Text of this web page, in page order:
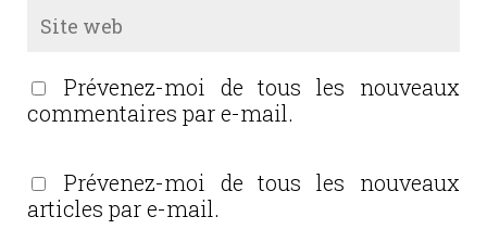
Prévenez-moi de tous les nouveaux
commentaires par e-mail.
Prévenez-moi de tous les nouveaux
articles par e-mail.